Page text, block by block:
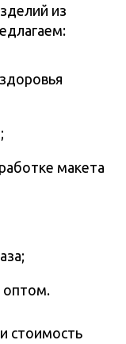
из
макета
оптом.
стоимость